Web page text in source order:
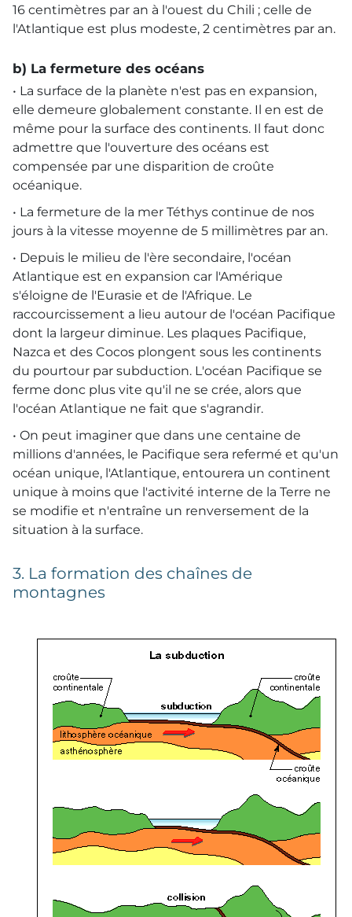
16 centimètres par an à l'ouest du Chili ; celle de
l'Atlantique est plus modeste, 2 centimètres par an.
b) La fermeture des océans
• La surface de la planète n'est pas en expansion,
elle demeure globalement constante. Il en est de
même pour la surface des continents. Il faut donc
admettre que l'ouverture des océans est
compensée par une disparition de croûte
océanique.
• La fermeture de la mer Téthys continue de nos
jours à la vitesse moyenne de 5 millimètres par an.
• Depuis le milieu de l'ère secondaire, l'océan
Atlantique est en expansion car l'Amérique
s'éloigne de l'Eurasie et de l'Afrique. Le
raccourcissement a lieu autour de l'océan Pacifique
dont la largeur diminue. Les plaques Pacifique,
Nazca et des Cocos plongent sous les continents
du pourtour par subduction. L'océan Pacifique se
ferme donc plus vite qu'il ne se crée, alors que
l'océan Atlantique ne fait que s'agrandir.
• On peut imaginer que dans une centaine de
millions d'années, le Pacifique sera refermé et qu'un
océan unique, l'Atlantique, entourera un continent
unique à moins que l'activité interne de la Terre ne
se modifie et n'entraîne un renversement de la
situation à la surface.
3. La formation des chaînes de
montagnes